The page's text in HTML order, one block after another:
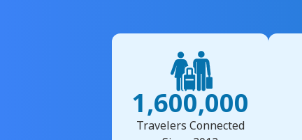
1,600,000
Travelers Connected